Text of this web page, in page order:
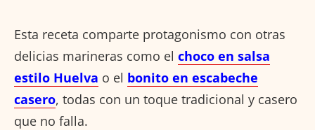
Esta receta comparte protagonismo con otras
delicias marineras como el choco en salsa
estilo Huelva o el bonito en escabeche
casero, todas con un toque tradicional y casero
que no falla.